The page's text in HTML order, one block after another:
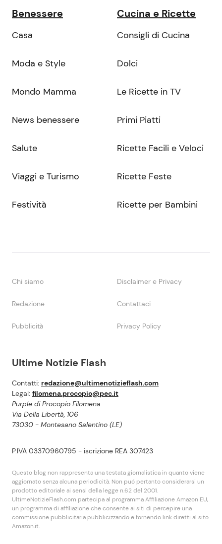
Ultime Notizie Flash
Contatti: redazione@ultimenotizieflash.com
Legal: filomena.procopio@pec.it
Purple di Procopio Filomena
Via Della Libertà, 106
73030 - Montesano Salentino (LE)
P.IVA 03370960795 - iscrizione REA 307423
Questo blog non rappresenta una testata giornalistica in quanto viene
aggiornato senza alcuna periodicità. Non puó pertanto considerarsi un
prodotto editoriale ai sensi della legge n.62 del 2001.
UltimeNotizieFlash.com partecipa al programma Affiliazione Amazon EU,
un programma di affiliazione che consente ai siti di percepire una
commissione pubblicitaria pubblicizzando e fornendo link diretti al sito
Amazon.it.
Benessere
Casa
Moda e Style
Mondo Mamma
News benessere
Salute
Viaggi e Turismo
Festività
Cucina e Ricette
Consigli di Cucina
Dolci
Le Ricette in TV
Primi Piatti
Ricette Facili e Veloci
Ricette Feste
Ricette per Bambini
Chi siamo Disclaimer e Privacy
Redazione Contattaci
Pubblicità Privacy Policy